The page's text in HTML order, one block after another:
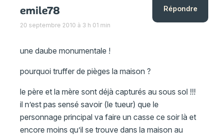
emile78
20 septembre 2010 à 3 h 01 min
une daube monumentale !
pourquoi truffer de pièges la maison ?
le père et la mère sont déjà capturés au sous sol !!!
il n’est pas sensé savoir (le tueur) que le
personnage principal va faire un casse ce soir là et
encore moins qu’il se trouve dans la maison au
Répondre